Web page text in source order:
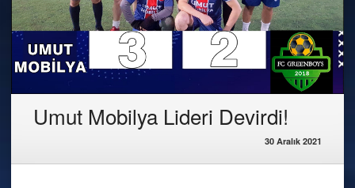
Umut Mobilya Lideri Devirdi!
30 Aralık 2021